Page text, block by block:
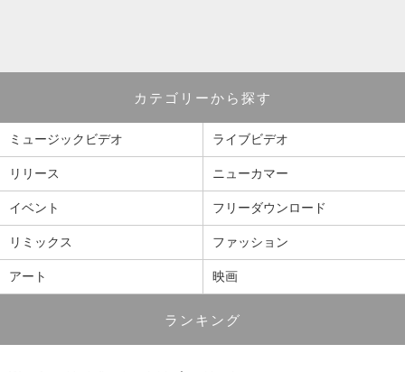
カテゴリーから探す
ミュージックビデオ ライブビデオ
リリース ニューカマー
イベント フリーダウンロード
リミックス ファッション
アート 映画
ランキング